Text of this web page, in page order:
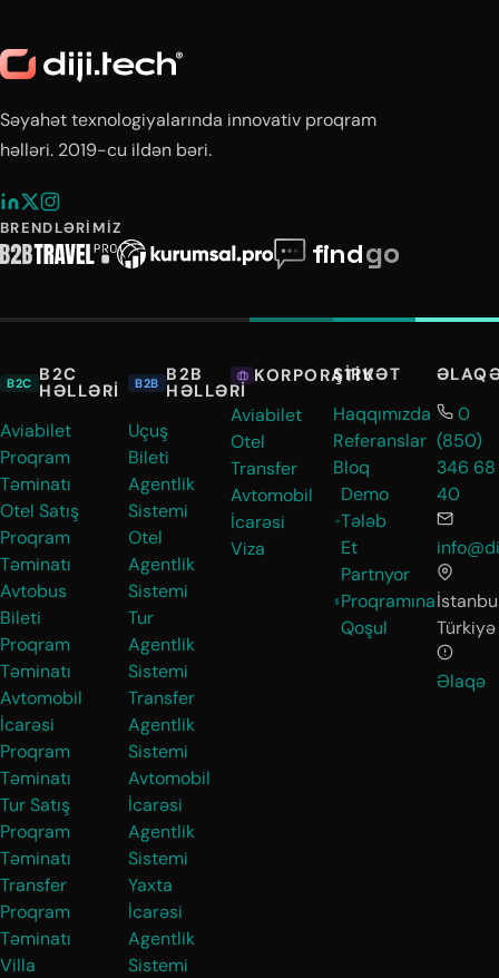
Səyahət texnologiyalarında innovativ proqram
həlləri. 2019-cu ildən bəri.
BRENDLƏRIMIZ
B2C B2C
HƏLLƏRI
Aviabilet
Proqram
Təminatı
Otel Satış
Proqram
Təminatı
Avtobus
Bileti
Proqram
Təminatı
Avtomobil
İcarəsi
Proqram
Təminatı
Tur Satış
Proqram
Təminatı
Transfer
Proqram
Təminatı
Villa
B2B B2B
HƏLLƏRI
Uçuş
Bileti
Agentlik
Sistemi
Otel
Agentlik
Sistemi
Tur
Agentlik
Sistemi
Transfer
Agentlik
Sistemi
Avtomobil
İcarəsi
Agentlik
Sistemi
Yaxta
İcarəsi
Agentlik
Sistemi
KORPORATIV
Aviabilet
Otel
Transfer
Avtomobil
İcarəsi
Viza
ŞIRKƏT
Haqqımızda
Referanslar
Bloq
Demo
Tələb
Et
Partnyor
Proqramına
Qoşul
0
(850)
346 68
40
Türkiyə
Əlaqə